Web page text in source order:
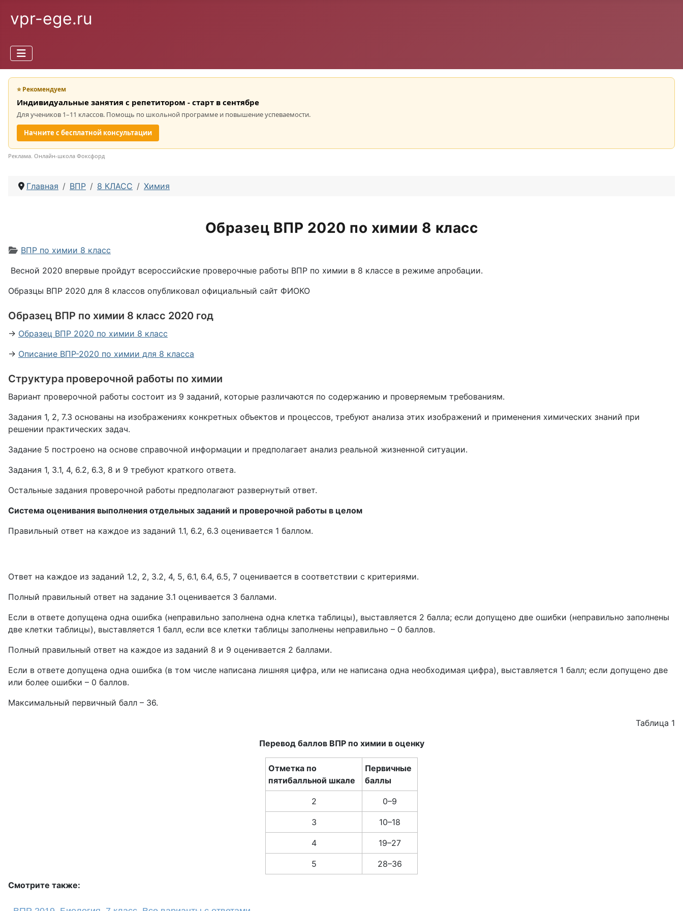
vpr-ege.ru
⭐ Рекомендуем
Индивидуальные занятия с репетитором - старт в сентябре
Для учеников 1–11 классов. Помощь по школьной программе и повышение успеваемости.
Начните с бесплатной консультации
Реклама. Онлайн-школа Фоксфорд
Главная ВПР 8 КЛАСС Химия
Образец ВПР 2020 по химии 8 класс
Информация о материале
ВПР по химии 8 класс
Весной 2020 впервые пройдут всероссийские проверочные работы ВПР по химии в 8 классе в режиме апробации.
Образцы ВПР 2020 для 8 классов опубликовал официальный сайт ФИОКО
Образец ВПР по химии 8 класс 2020 год
→ Образец ВПР 2020 по химии 8 класс
→ Описание ВПР-2020 по химии для 8 класса
Структура проверочной работы по химии
Вариант проверочной работы состоит из 9 заданий, которые различаются по содержанию и проверяемым требованиям.
Задания 1, 2, 7.3 основаны на изображениях конкретных объектов и процессов, требуют анализа этих изображений и применения химических знаний при
решении практических задач.
Задание 5 построено на основе справочной информации и предполагает анализ реальной жизненной ситуации.
Задания 1, 3.1, 4, 6.2, 6.3, 8 и 9 требуют краткого ответа.
Остальные задания проверочной работы предполагают развернутый ответ.
Система оценивания выполнения отдельных заданий и проверочной работы в целом
Правильный ответ на каждое из заданий 1.1, 6.2, 6.3 оценивается 1 баллом.
Ответ на каждое из заданий 1.2, 2, 3.2, 4, 5, 6.1, 6.4, 6.5, 7 оценивается в соответствии с критериями.
Полный правильный ответ на задание 3.1 оценивается 3 баллами.
Если в ответе допущена одна ошибка (неправильно заполнена одна клетка таблицы), выставляется 2 балла; если допущено две ошибки (неправильно заполнены
две клетки таблицы), выставляется 1 балл, если все клетки таблицы заполнены неправильно – 0 баллов.
Полный правильный ответ на каждое из заданий 8 и 9 оценивается 2 баллами.
Если в ответе допущена одна ошибка (в том числе написана лишняя цифра, или не написана одна необходимая цифра), выставляется 1 балл; если допущено две
или более ошибки – 0 баллов.
Максимальный первичный балл – 36.
Таблица 1
Перевод баллов ВПР по химии в оценку
Отметка по
пятибалльной шкале
Первичные
баллы
2 0–9
3 10–18
4 19–27
5 28–36
Смотрите также: